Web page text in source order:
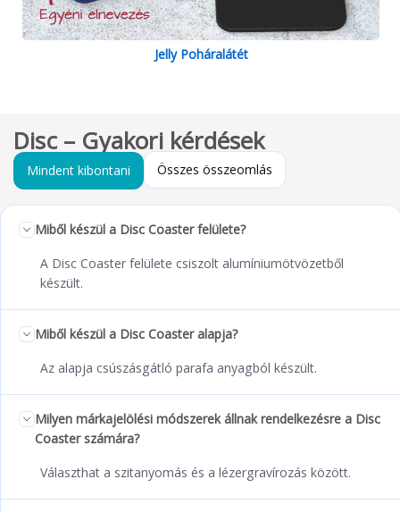
Jelly Poháralátét
Disc – Gyakori kérdések
Mindent kibontani Összes összeomlás
Miből készül a Disc Coaster felülete?
A Disc Coaster felülete csiszolt alumíniumötvözetből
készült.
Miből készül a Disc Coaster alapja?
Az alapja csúszásgátló parafa anyagból készült.
Milyen márkajelölési módszerek állnak rendelkezésre a Disc
Coaster számára?
Választhat a szitanyomás és a lézergravírozás között.